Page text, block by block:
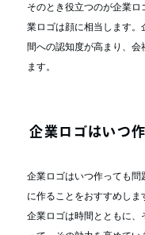
そのとき役立つのが企業
業ロゴは顔に相当します
間への認知度が高まり、会
ます。
企業ロゴはいつ
企業ロゴはいつ作っても
に作ることをおすすめしま
企業ロゴは時間とともに、